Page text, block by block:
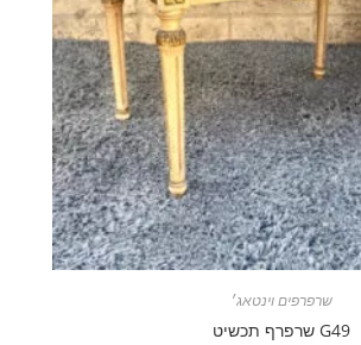
שרפרפים וינטאג׳
G49 שרפרף תכשיט